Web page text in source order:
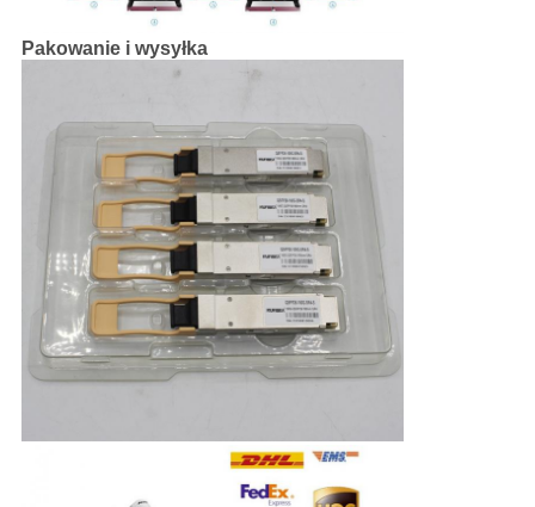
Pakowanie i wysyłka